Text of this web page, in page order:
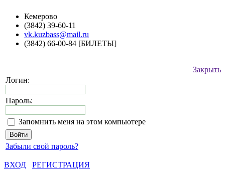
Кемерово
(3842) 39-60-11
vk.kuzbass@mail.ru
(3842) 66-00-84 [БИЛЕТЫ]
Закрыть
Логин:
Пароль:
Запомнить меня на этом компьютере
Забыли свой пароль?
ВХОД
РЕГИСТРАЦИЯ